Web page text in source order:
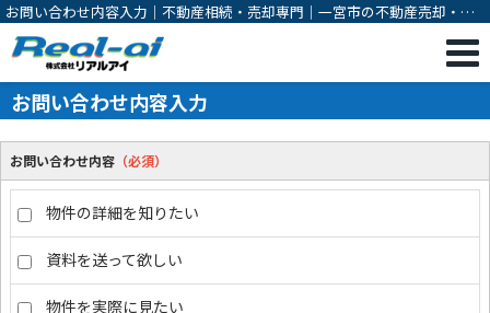
お問い合わせ内容入力｜不動産相続・売却専門｜一宮市の不動産売却・購
入・相続対策・有効活用のご相談は株式会社リアルアイ
お問い合わせ内容入力
お問い合わせ内容 （必須）
物件の詳細を知りたい
資料を送って欲しい
物件を実際に見たい